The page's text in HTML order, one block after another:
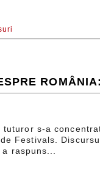
s-a
Festivals.
raspuns...